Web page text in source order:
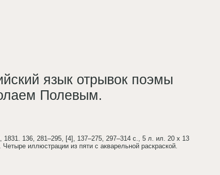
язык отрывок поэмы
Полевым.
136, 281–295, [4], 137–275, 297–314 с., 5 л. ил. 20 х 13
иллюстрации из пяти с акварельной раскраской.